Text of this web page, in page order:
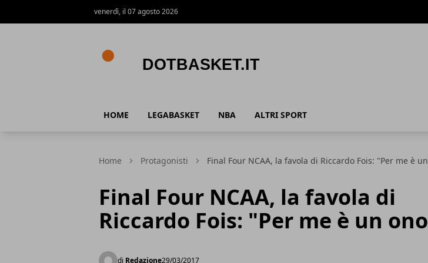
venerdì, il 07 agosto 2026
HOME LEGABASKET NBA ALTRI SPORT
Home Protagonisti Final Four NCAA, la favola di Riccardo Fois: "Per me è
Final Four NCAA, la favola di
Riccardo Fois: "Per me è un
di Redazione29/03/2017